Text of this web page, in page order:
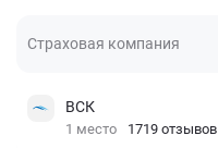
Страховая компания
ВСК
1 место 1719 отзывов